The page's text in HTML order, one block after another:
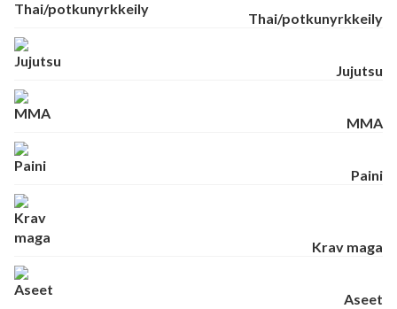
Thai/potkunyrkkeily
Jujutsu
MMA
Paini
Krav maga
Aseet